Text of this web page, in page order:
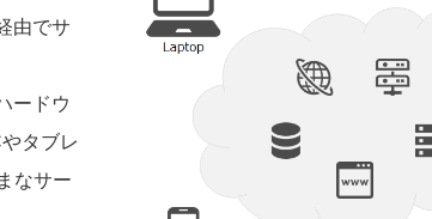
由でサ
ードウ
タブレ
なサー